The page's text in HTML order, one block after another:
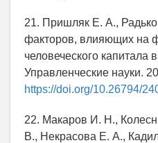
21. Пришляк Е. А.,
факторов, влияющих на
человеческого капитала
Управленческие науки.
https://doi.org/10.26794/
22. Макаров И. Н.,
В., Некрасова Е. А.,